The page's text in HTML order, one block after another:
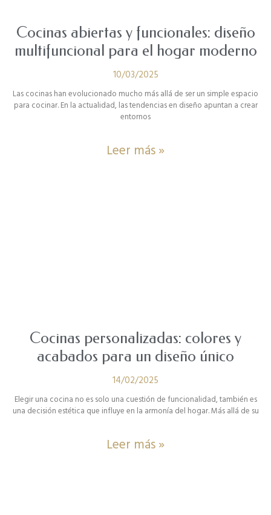
Cocinas abiertas y funcionales: diseño
multifuncional para el hogar moderno
10/03/2025
Las cocinas han evolucionado mucho más allá de ser un simple espacio
para cocinar. En la actualidad, las tendencias en diseño apuntan a crear
entornos
Leer más »
Cocinas personalizadas: colores y
acabados para un diseño único
14/02/2025
Elegir una cocina no es solo una cuestión de funcionalidad, también es
una decisión estética que influye en la armonía del hogar. Más allá de su
Leer más »